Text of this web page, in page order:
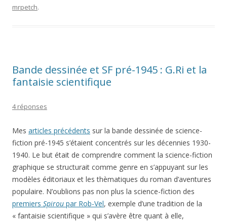
mrpetch.
Bande dessinée et SF pré-1945 : G.Ri et la
fantaisie scientifique
4 réponses
Mes articles précédents sur la bande dessinée de science-
fiction pré-1945 s’étaient concentrés sur les décennies 1930-
1940. Le but était de comprendre comment la science-fiction
graphique se structurait comme genre en s’appuyant sur les
modèles éditoriaux et les thèmatiques du roman d’aventures
populaire. N’oublions pas non plus la science-fiction des
premiers Spirou par Rob-Vel, exemple d’une tradition de la
« fantaisie scientifique » qui s’avère être quant à elle,